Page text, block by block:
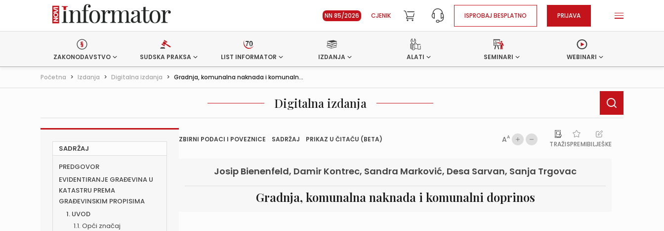
NN 85/2026 CJENIK ISPROBAJ BESPLATNO PRIJAVA
ZAKONODAVSTVO SUDSKA PRAKSA LIST INFORMATOR IZDANJA ALATI SEMINARI WEBINARI
Početna > Izdanja > Digitalna izdanja > Gradnja, komunalna naknada i komunaln...
Digitalna izdanja
SADRŽAJ
PREDGOVOR
EVIDENTIRANJE GRAĐEVINA U
KATASTRU PREMA
GRAĐEVINSKIM PROPISIMA
1. UVOD
1.1. Opći značaj
ZBIRNI PODACI I POVEZNICE SADRŽAJ PRIKAZ U ČITAČU (BETA) AA
TRAŽISPREMIBILJEŠKE
Josip Bienenfeld, Damir Kontrec, Sandra Marković, Desa Sarvan, Sanja Trgovac
Gradnja, komunalna naknada i komunalni doprinos